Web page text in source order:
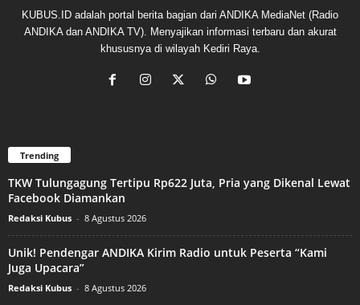
KUBUS.ID adalah portal berita bagian dari ANDIKA MediaNet (Radio
ANDIKA dan ANDIKA TV). Menyajikan informasi terbaru dan akurat
khususnya di wilayah Kediri Raya.
Trending
TKW Tulungagung Tertipu Rp622 Juta, Pria yang Dikenal Lewat
Facebook Diamankan
Redaksi Kubus - 8 Agustus 2026
Unik! Pendengar ANDIKA Kirim Radio untuk Peserta “Kami
Juga Upacara”
Redaksi Kubus - 8 Agustus 2026